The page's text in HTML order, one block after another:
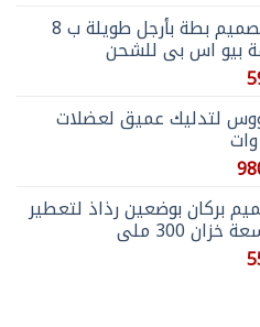
المنتج
هو:
3305 EGP.
وناسة سيليكون بتصميم بطة بأرجل طويلة ب 8
بيو اس بي للشحن
السعر
هو:
590 EGP.
ب 8 رؤوس لتدليك عميق لعضلات
السعر
الحالي
هو:
980 EGP.
بركان بوضعين رذاذ لتعطير
300 ملي
السعر